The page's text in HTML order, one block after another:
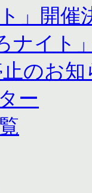
」開催
ナイト
のお知
ー